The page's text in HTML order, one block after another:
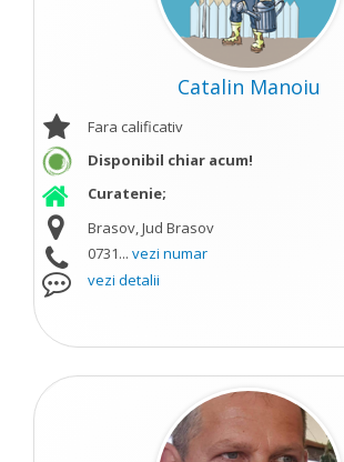
Catalin Manoiu
Fara calificativ
Disponibil chiar acum!
Curatenie;
Brasov, Jud Brasov
0731... vezi numar
vezi detalii